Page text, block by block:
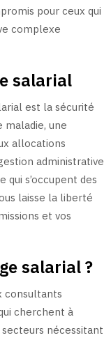
pour ceux qui
complexe
salarial
est la sécurité
maladie, une
allocations
administrative
s’occupent des
laisse la liberté
et vos
salarial ?
consultants
cherchent à
nécessitant